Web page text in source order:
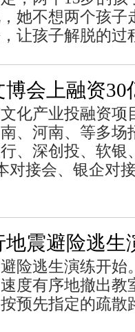
她不想两个孩子
让孩子解脱的过
会上融资30
化产业投融资项
、河南、等多场
、深创投、软银
对接会、银企对
震避险逃生
险逃生演练开始
度有序地撤出教
预先指定的疏散